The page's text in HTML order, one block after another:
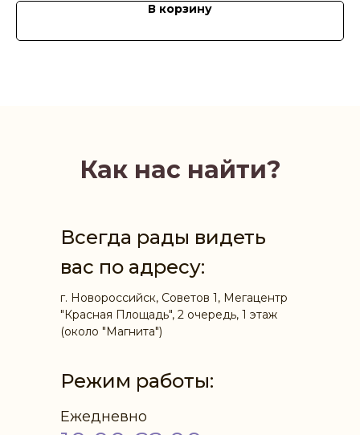
В корзину
Как нас найти?
Всегда рады видеть
вас по адресу:
г. Новороссийск, Советов 1, Мегацентр
"Красная Площадь", 2 очередь, 1 этаж
(около "Магнита")
Режим работы:
Ежедневно